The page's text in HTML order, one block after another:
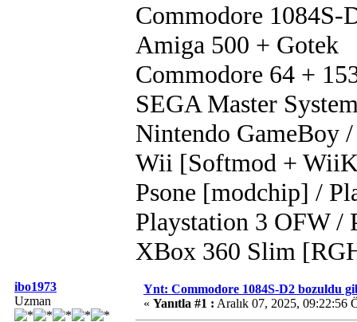
Commodore 1084S-
Amiga 500 + Gotek
Commodore 64 +
SEGA Master
Nintendo GameBoy
Wii [Softmod +
Psone [modchip] /
Playstation 3 OFW /
XBox 360 Slim
ibo1973
Uzman
Ynt: Commodore 1084S-D2 bozuldu
« Yanıtla #1 : Aralık 07, 2025, 09:22:56